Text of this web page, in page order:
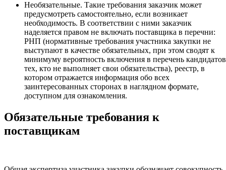
Необязательные. Такие требования заказчик может
предусмотреть самостоятельно, если возникает
необходимость. В соответствии с ними заказчик
наделяется правом не включать поставщика в перечни:
РНП (нормативные требования участника закупки не
выступают в качестве обязательных, при этом сводят к
минимуму вероятность включения в перечень
тех, кто не выполняет свои обязательства), реестр, в
котором отражается информация обо всех
заинтересованных сторонах в наглядном формате,
доступном для ознакомления.
Обязательные требования к
поставщикам